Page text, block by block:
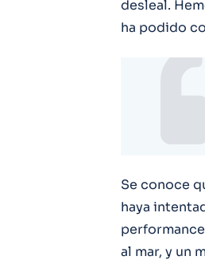
desleal.
ha podido
Se conoce
haya
al mar, y un